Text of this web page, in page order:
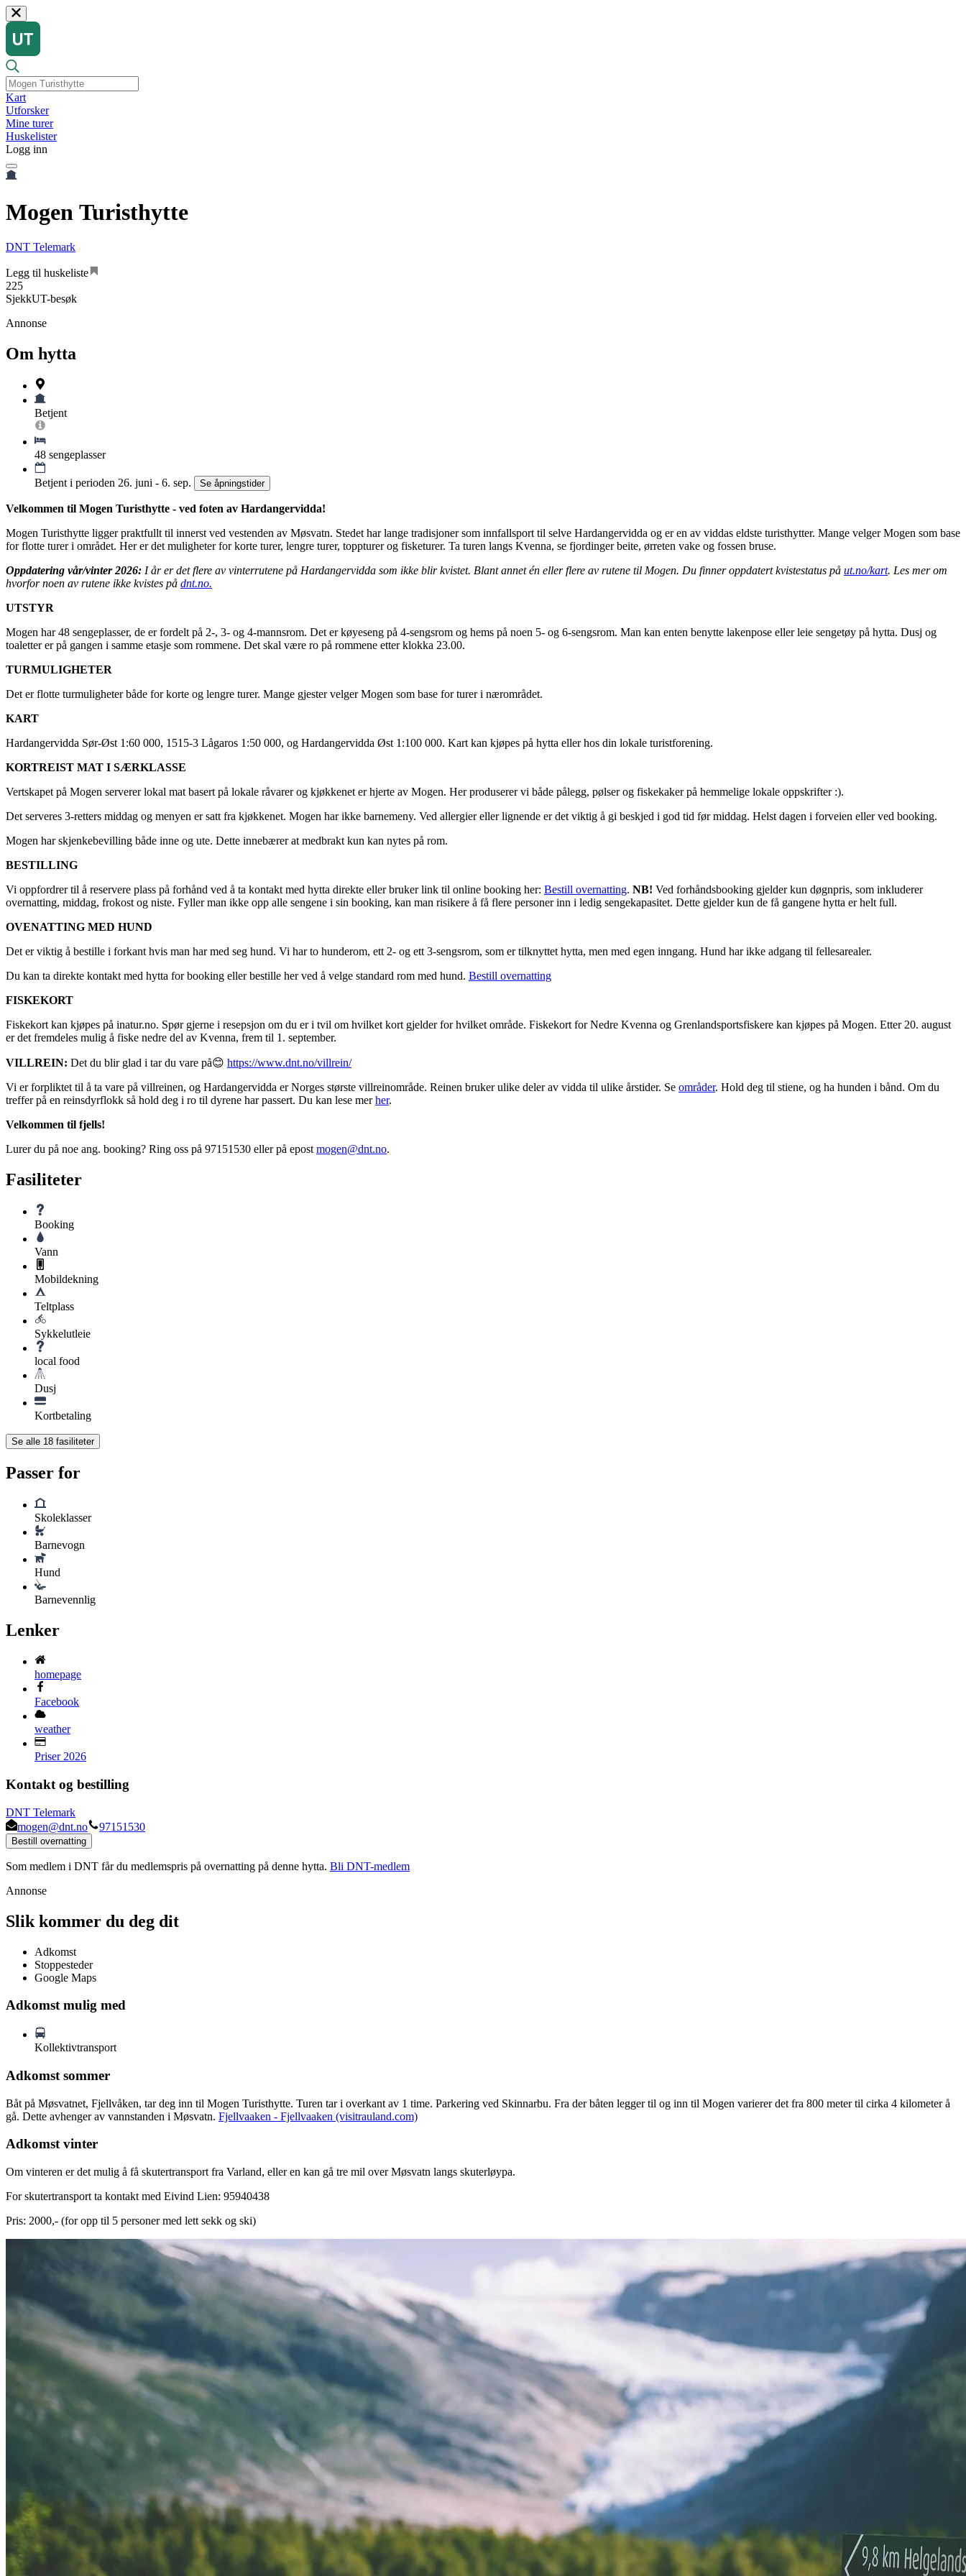
Kart
Utforsker
Mine turer
Huskelister
Logg inn
Mogen Turisthytte
DNT Telemark
Legg til huskeliste
225
SjekkUT-besøk
Annonse
Om hytta
Betjent
48 sengeplasser
Betjent i perioden 26. juni - 6. sep. Se åpningstider
Velkommen til Mogen Turisthytte - ved foten av Hardangervidda!
Mogen Turisthytte ligger praktfullt til innerst ved vestenden av Møsvatn. Stedet har lange tradisjoner som innfallsport til selve Hardangervidda og er en av viddas eldste turisthytter. Mange velger Mogen som base
for flotte turer i området. Her er det muligheter for korte turer, lengre turer, toppturer og fisketurer. Ta turen langs Kvenna, se fjordinger beite, ørreten vake og fossen bruse.
Oppdatering vår/vinter 2026: I år er det flere av vinterrutene på Hardangervidda som ikke blir kvistet. Blant annet én eller flere av rutene til Mogen. Du finner oppdatert kvistestatus på ut.no/kart. Les mer om
hvorfor noen av rutene ikke kvistes på dnt.no.
UTSTYR
Mogen har 48 sengeplasser, de er fordelt på 2-, 3- og 4-mannsrom. Det er køyeseng på 4-sengsrom og hems på noen 5- og 6-sengsrom. Man kan enten benytte lakenpose eller leie sengetøy på hytta. Dusj og
toaletter er på gangen i samme etasje som rommene. Det skal være ro på rommene etter klokka 23.00.
TURMULIGHETER
Det er flotte turmuligheter både for korte og lengre turer. Mange gjester velger Mogen som base for turer i nærområdet.
KART
Hardangervidda Sør-Øst 1:60 000, 1515-3 Lågaros 1:50 000, og Hardangervidda Øst 1:100 000. Kart kan kjøpes på hytta eller hos din lokale turistforening.
KORTREIST MAT I SÆRKLASSE
Vertskapet på Mogen serverer lokal mat basert på lokale råvarer og kjøkkenet er hjerte av Mogen. Her produserer vi både pålegg, pølser og fiskekaker på hemmelige lokale oppskrifter :).
Det serveres 3-retters middag og menyen er satt fra kjøkkenet. Mogen har ikke barnemeny. Ved allergier eller lignende er det viktig å gi beskjed i god tid før middag. Helst dagen i forveien eller ved booking.
Mogen har skjenkebevilling både inne og ute. Dette innebærer at medbrakt kun kan nytes på rom.
BESTILLING
Vi oppfordrer til å reservere plass på forhånd ved å ta kontakt med hytta direkte eller bruker link til online booking her: Bestill overnatting. NB! Ved forhåndsbooking gjelder kun døgnpris, som inkluderer
overnatting, middag, frokost og niste. Fyller man ikke opp alle sengene i sin booking, kan man risikere å få flere personer inn i ledig sengekapasitet. Dette gjelder kun de få gangene hytta er helt full.
OVENATTING MED HUND
Det er viktig å bestille i forkant hvis man har med seg hund. Vi har to hunderom, ett 2- og ett 3-sengsrom, som er tilknyttet hytta, men med egen inngang. Hund har ikke adgang til fellesarealer.
Du kan ta direkte kontakt med hytta for booking eller bestille her ved å velge standard rom med hund. Bestill overnatting
FISKEKORT
Fiskekort kan kjøpes på inatur.no. Spør gjerne i resepsjon om du er i tvil om hvilket kort gjelder for hvilket område. Fiskekort for Nedre Kvenna og Grenlandsportsfiskere kan kjøpes på Mogen. Etter 20. august
er det fremdeles mulig å fiske nedre del av Kvenna, frem til 1. september.
VILLREIN: Det du blir glad i tar du vare på😊 https://www.dnt.no/villrein/
Vi er forpliktet til å ta vare på villreinen, og Hardangervidda er Norges største villreinområde. Reinen bruker ulike deler av vidda til ulike årstider. Se områder. Hold deg til stiene, og ha hunden i bånd. Om du
treffer på en reinsdyrflokk så hold deg i ro til dyrene har passert. Du kan lese merher.
Velkommen til fjells!
Lurer du på noe ang. booking? Ring oss på 97151530 eller på epost mogen@dnt.no.
Fasiliteter
Booking
Vann
Mobildekning
Teltplass
Sykkelutleie
local food
Dusj
Kortbetaling
Se alle 18 fasiliteter
Passer for
Skoleklasser
Barnevogn
Hund
Barnevennlig
Lenker
homepage
Facebook
weather
Priser 2026
Kontakt og bestilling
DNT Telemark
mogen@dnt.no
97151530
Bestill overnatting
Som medlem i DNT får du medlemspris på overnatting på denne hytta. Bli DNT-medlem
Annonse
Slik kommer du deg dit
Adkomst
Stoppesteder
Google Maps
Adkomst mulig med
Kollektivtransport
Adkomst sommer
Båt på Møsvatnet, Fjellvåken, tar deg inn til Mogen Turisthytte. Turen tar i overkant av 1 time. Parkering ved Skinnarbu. Fra der båten legger til og inn til Mogen varierer det fra 800 meter til cirka 4 kilometer å
gå. Dette avhenger av vannstanden i Møsvatn. Fjellvaaken - Fjellvaaken (visitrauland.com)
Adkomst vinter
Om vinteren er det mulig å få skutertransport fra Varland, eller en kan gå tre mil over Møsvatn langs skuterløypa.
For skutertransport ta kontakt med Eivind Lien: 95940438
Pris: 2000,- (for opp til 5 personer med lett sekk og ski)